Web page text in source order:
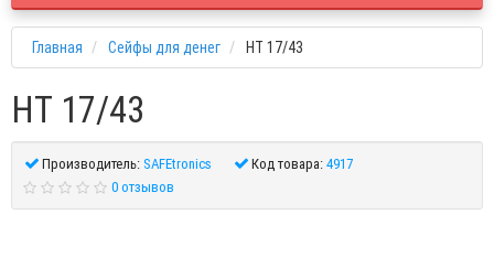
Главная Сейфы для денег НТ 17/43
НТ 17/43
Производитель:SAFEtronics Код товара:4917
0 отзывов